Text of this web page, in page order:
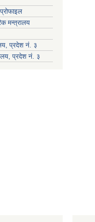
मन्त्रालय
प्रदेश नं. ३
प्रदेश नं. ३